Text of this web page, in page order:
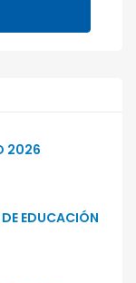
2026
EDUCACIÓN